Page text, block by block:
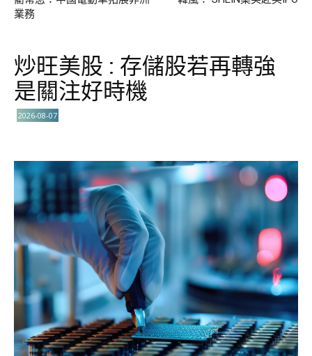
業務
炒旺美股 : 存儲股若再轉強
是關注好時機
2026-08-07